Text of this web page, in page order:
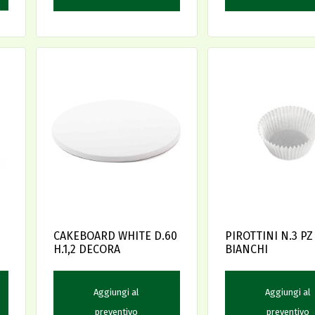
CAKEBOARD WHITE D.60
H.1,2 DECORA
Aggiungi al
preventivo
PIROTTINI N.3
BIANCHI
Aggiungi al
preventivo